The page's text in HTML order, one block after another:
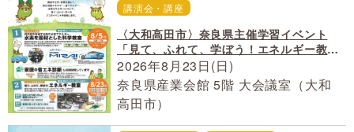
講演会・講座
〈大和高田市〉奈良県主催学習イベント
「見て、ふれて、学ぼう！エネルギー教
室」（8/23）
2026年8月23日(日)
奈良県産業会館 5階 大会議室（大和
高田市）